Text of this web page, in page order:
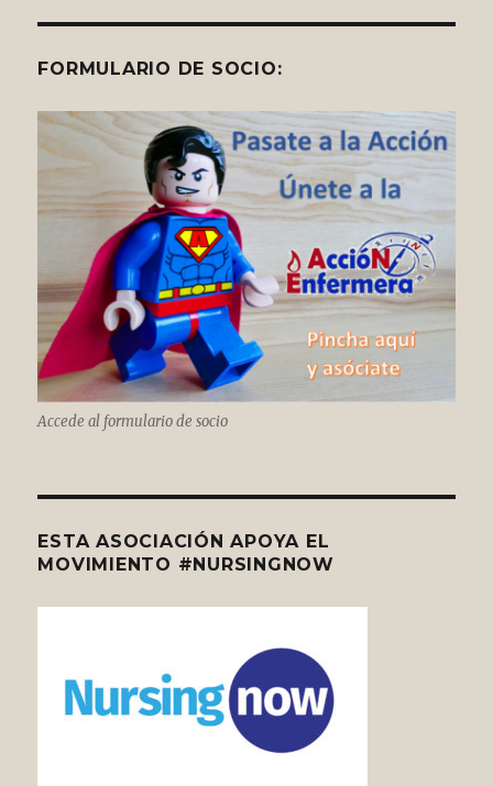
FORMULARIO DE SOCIO:
Accede al formulario de socio
ESTA ASOCIACIÓN APOYA EL
MOVIMIENTO #NURSINGNOW